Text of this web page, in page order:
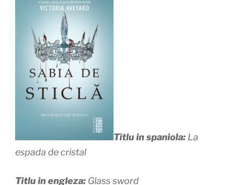
Titlu in spaniola: La
espada de cristal
Titlu in engleza: Glass sword